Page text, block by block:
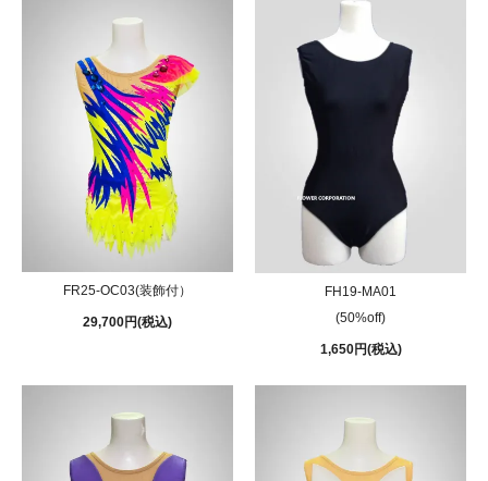
FR25-OC03(装飾付）
29,700円(税込)
FH19-MA01
(50%off)
1,650円(税込)